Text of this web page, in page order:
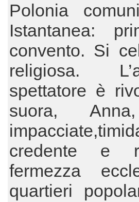
Polonia
Istantanea:
convento. Si
religiosa.
spettatore è
suora,
credente e
fermezza
quartieri